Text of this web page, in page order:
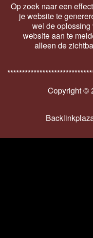
Op zoek naar een
je website te
wel de oplossing
website aan te
alleen de
Copyright ©